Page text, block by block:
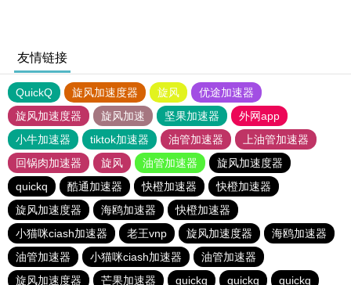
友情链接
QuickQ 旋风加速度器 旋风
优途加速器
旋风加速度器
旋风加速 坚果加速器
外网app
小牛加速器
tiktok加速器 油管加速器
上油管加速器
回锅肉加速器
旋风 油管加速器
旋风加速度器
quickq
酷通加速器 快橙加速器
快橙加速器
旋风加速度器
海鸥加速器
快橙加速器
小猫咪ciash加速器
老王vnp 旋风加速度器
海鸥加速器
油管加速器
小猫咪ciash加速器
油管加速器
旋风加速度器
芒果加速器 quickq quickq quickq